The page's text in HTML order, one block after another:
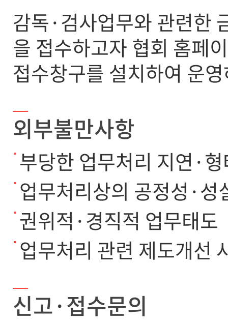
감독·검사업무와 관련한
을 접수하고자 협회 홈페
접수창구를 설치하여 운
외부불만사항
부당한 업무처리 지연·
업무처리상의 공정성·성
권위적·경직적 업무태도
업무처리 관련 제도개선
신고·접수문의